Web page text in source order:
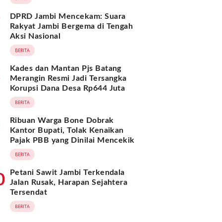
DPRD Jambi Mencekam: Suara
Rakyat Jambi Bergema di Tengah
Aksi Nasional
BERITA
Kades dan Mantan Pjs Batang
Merangin Resmi Jadi Tersangka
Korupsi Dana Desa Rp644 Juta
BERITA
Ribuan Warga Bone Dobrak
Kantor Bupati, Tolak Kenaikan
Pajak PBB yang Dinilai Mencekik
BERITA
Petani Sawit Jambi Terkendala
Jalan Rusak, Harapan Sejahtera
Tersendat
BERITA